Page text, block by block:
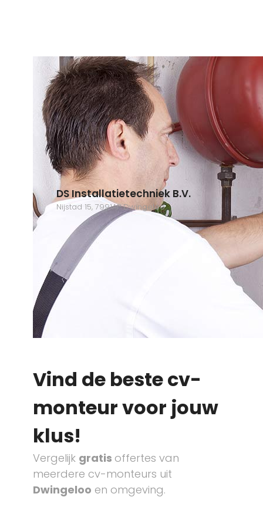
DS Installatietechniek B.V.
Nijstad 15, 7991AP Dwingeloo
Vind de beste cv-
monteur voor jouw
klus!
Vergelijk gratis offertes van
meerdere cv-monteurs uit
Dwingeloo en omgeving.